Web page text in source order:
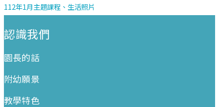
112年1月主題課程、生活照片
認識我們
園長的話
附幼願景
教學特色